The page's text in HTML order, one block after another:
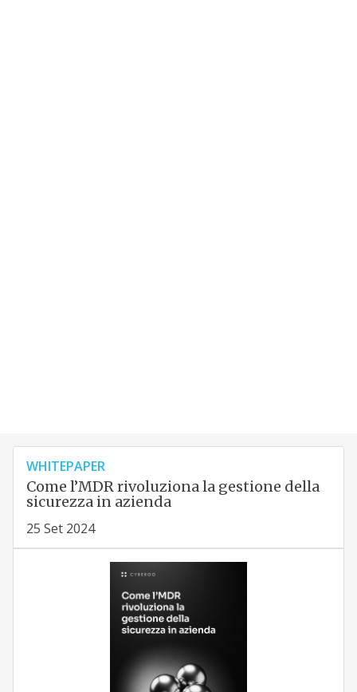
WHITEPAPER
Come l’MDR rivoluziona la gestione della
sicurezza in azienda
25 Set 2024